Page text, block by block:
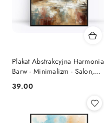
Plakat Abstrakcyjna Harmonia
Barw - Minimalizm - Salon,
Biuro
Cena:
39.00